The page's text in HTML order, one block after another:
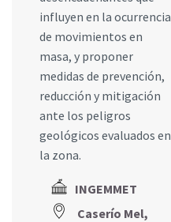
influyen en la ocurrencia
de movimientos en
masa, y proponer
medidas de prevención,
reducción y mitigación
ante los peligros
geológicos evaluados en
la zona.
INGEMMET
Caserío Mel,